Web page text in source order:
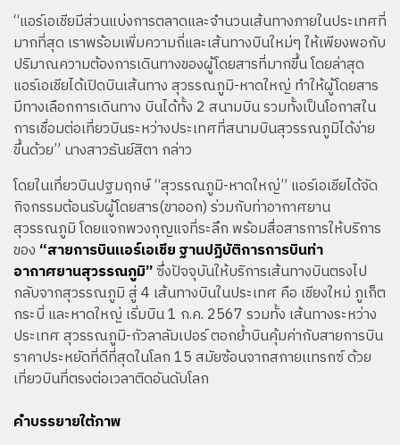
“แอร์เอเชียมีส่วนแบ่งการตลาดและจำนวนเส้นทางภายในประเทศที่
มากที่สุด เราพร้อมเพิ่มความถี่และเส้นทางบินใหม่ๆ ให้เพียงพอกับ
ปริมาณความต้องการเดินทางของผู้โดยสารที่มากขึ้น โดยล่าสุด
แอร์เอเชียได้เปิดบินเส้นทาง สุวรรณภูมิ-หาดใหญ่ ทำให้ผู้โดยสาร
มีทางเลือกการเดินทาง บินได้ทั้ง 2 สนามบิน รวมทั้งเป็นโอกาสใน
การเชื่อมต่อเที่ยวบินระหว่างประเทศที่สนามบินสุวรรณภูมิได้ง่าย
ขึ้นด้วย” นางสาวธันย์สิตา กล่าว
โดยในเที่ยวบินปฐมฤกษ์ “สุวรรณภูมิ-หาดใหญ่” แอร์เอเชียได้จัด
กิจกรรมต้อนรับผู้โดยสาร(ขาออก) ร่วมกับท่าอากาศยาน
สุวรรณภูมิ โดยแจกพวงกุญแจที่ระลึก พร้อมสื่อสารการให้บริการ
ของ “สายการบินแอร์เอเชีย ฐานปฏิบัติการการบินท่า
อากาศยานสุวรรณภูมิ”ซึ่งปัจจุบันให้บริการเส้นทางบินตรงไป
กลับจากสุวรรณภูมิ สู่ 4 เส้นทางบินในประเทศ คือ เชียงใหม่ ภูเก็ต
กระบี่ และหาดใหญ่ เริ่มบิน 1 ก.ค. 2567 รวมทั้ง เส้นทางระหว่าง
ประเทศ สุวรรณภูมิ-กัวลาลัมเปอร์ ตอกย้ำบินคุ้มค่ากับสายการบิน
ราคาประหยัดที่ดีที่สุดในโลก 15 สมัยซ้อนจากสกายเเทรกซ์ ด้วย
เที่ยวบินที่ตรงต่อเวลาติดอันดับโลก
คำบรรยายใต้ภาพ